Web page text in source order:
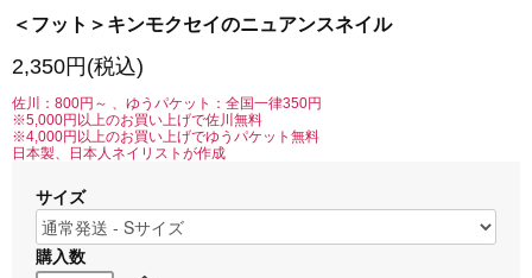
＜フット＞キンモクセイのニュアンスネイル
2,350円(税込)
佐川：800円～ 、ゆうパケット：全国一律350円
※5,000円以上のお買い上げで佐川無料
※4,000円以上のお買い上げでゆうパケット無料
日本製、日本人ネイリストが作成
サイズ
購入数